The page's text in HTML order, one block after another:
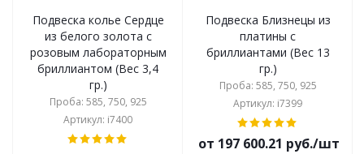
Подвеска колье Сердце
из белого золота с
розовым лабораторным
бриллиантом (Вес 3,4
гр.)
Проба: 585, 750, 925
Артикул: i7400
Подвеска Близнецы из
платины с
бриллиантами (Вес 13
гр.)
Проба: 585, 750, 925
Артикул: i7399
от 197 600.21 руб./шт